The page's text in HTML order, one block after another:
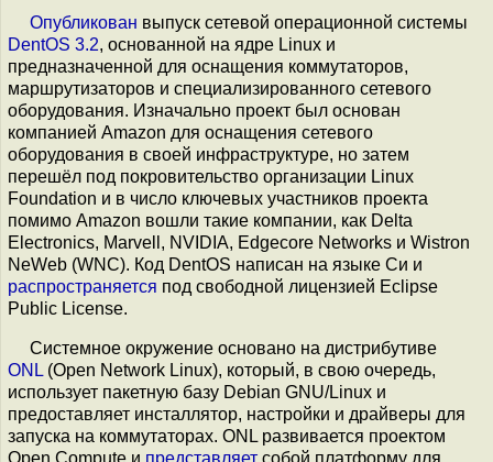
Опубликован выпуск сетевой операционной системы
DentOS 3.2, основанной на ядре Linux и
предназначенной для оснащения коммутаторов,
маршрутизаторов и специализированного сетевого
оборудования. Изначально проект был основан
компанией Amazon для оснащения сетевого
оборудования в своей инфраструктуре, но затем
перешёл под покровительство организации Linux
Foundation и в число ключевых участников проекта
помимо Amazon вошли такие компании, как Delta
Electronics, Marvell, NVIDIA, Edgecore Networks и Wistron
NeWeb (WNC). Код DentOS написан на языке Си и
распространяется под свободной лицензией Eclipse
Public License.
Системное окружение основано на дистрибутиве
ONL (Open Network Linux), который, в свою очередь,
использует пакетную базу Debian GNU/Linux и
предоставляет инсталлятор, настройки и драйверы для
запуска на коммутаторах. ONL развивается проектом
Open Compute и представляет собой платформу для